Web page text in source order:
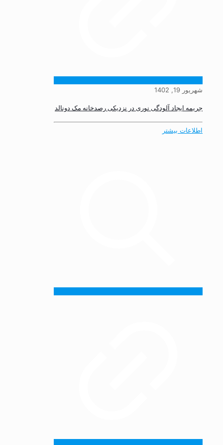
شهریور 19, 1402
جریمه ایجاد آلودگی نوری در نزدیکی رصدخانه مک دونالد
اطلاعات بیشتر